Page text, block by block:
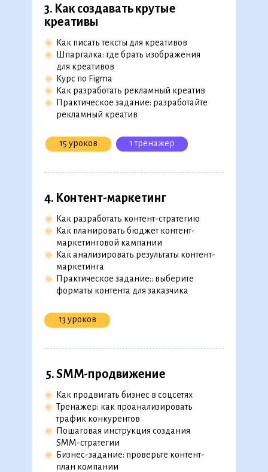
◉
◉
◉
◉
Как продвигать бизнес в соцсетях
Тренажер: как проанализировать
трафик конкурентов
Пошаговая инструкция создания
SMM-стратегии
Бизнес-задание: проверьте контент-
план компании
5. SMM-продвижение
13 уроков
Как разработать контент-стратегию
Как планировать бюджет контент-
маркетинговой кампании
Как анализировать результаты контент-
маркетинга
Практическое задание:: выберите
форматы контента для заказчика
◉
◉
◉
◉
4. Контент-маркетинг
1 тренажер
15 уроков
Как писать тексты для креативов
Шпаргалка: где брать изображения
для креативов
Курс по Figma
Как разработать рекламный креатив
Практическое задание: разработайте
рекламный креатив
◉
◉
◉
◉
◉
3. Как создавать крутые
креативы
9 уроков 1 кейс
Какие показатели эффективности есть
Воркшоп: как использовать UTM-метки
Воркшоп: как проанализировать
показатели с помощью
«Яндекс.Метрики»
Маркировка рекламы
Аналитика в Roistat
скоро на платформе
◉
◉
◉
2. Основы маркетинговой
7 уроков 1 кейс
1 тренажер
Цели и задачи интернет-маркетинга
маркетинге
Как развиваться в интернет-маркетинге
◉
1. Введ ение в интернет-
маркетинг
Скачать полную версию в